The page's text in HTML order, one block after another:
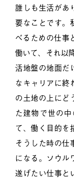
誰しも生活があ
要なことです。
べるための仕事
働いて、それ以
活地盤の地面だ
なキャリアに終
の土地の上にど
た建物で世の
て、働く目的を
そうした時の仕
になる。ソウル
遂げたい仕事と